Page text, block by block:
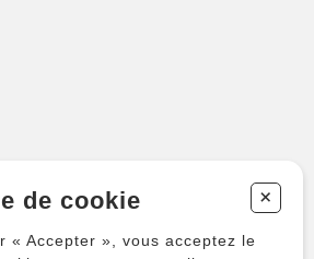
instruments
de cookie +
« Accepter », vous acceptez le